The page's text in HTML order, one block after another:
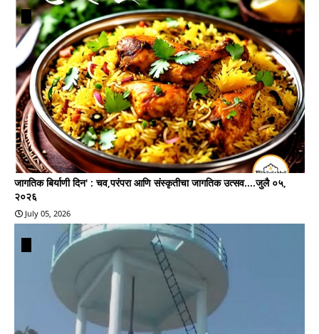
जागतिक बिर्याणी दिन' : चव,परंपरा आणि संस्कृतीचा जागतिक उत्सव....जुलै ०५,
२०२६
July 05, 2026